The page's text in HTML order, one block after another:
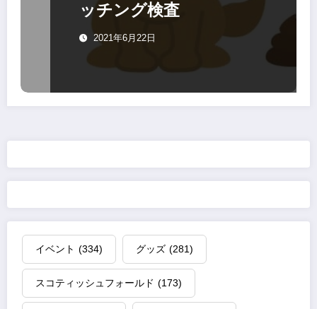
ッチング検査
2021年6月22日
イベント (334) グッズ (281)
スコティッシュフォールド (173)